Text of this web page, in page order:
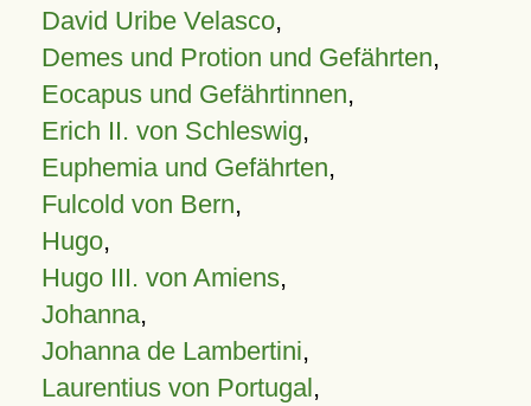
David Uribe Velasco,
Demes und Protion und Gefährten,
Eocapus und Gefährtinnen,
Erich II. von Schleswig,
Euphemia und Gefährten,
Fulcold von Bern,
Hugo,
Hugo III. von Amiens,
Johanna,
Johanna de Lambertini,
Laurentius von Portugal,